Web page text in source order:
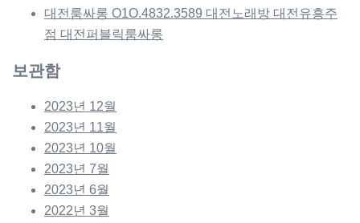
대전룸싸롱 O1O.4832.3589 대전노래방 대전유흥주
점 대전퍼블릭룸싸롱
보관함
2023년 12월
2023년 11월
2023년 10월
2023년 7월
2023년 6월
2022년 3월